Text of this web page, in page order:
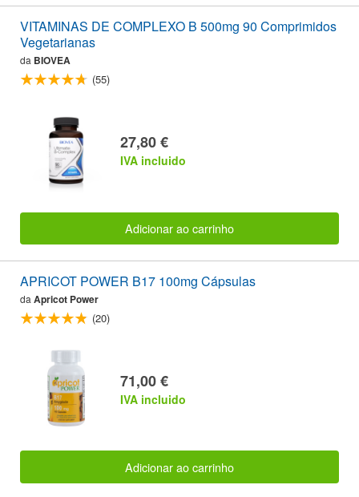
VITAMINAS DE COMPLEXO B 500mg 90 Comprimidos
Vegetarianas
da BIOVEA
(55)
27,80 €
IVA incluido
Adicionar ao carrinho
APRICOT POWER B17 100mg Cápsulas
da Apricot Power
(20)
71,00 €
IVA incluido
Adicionar ao carrinho